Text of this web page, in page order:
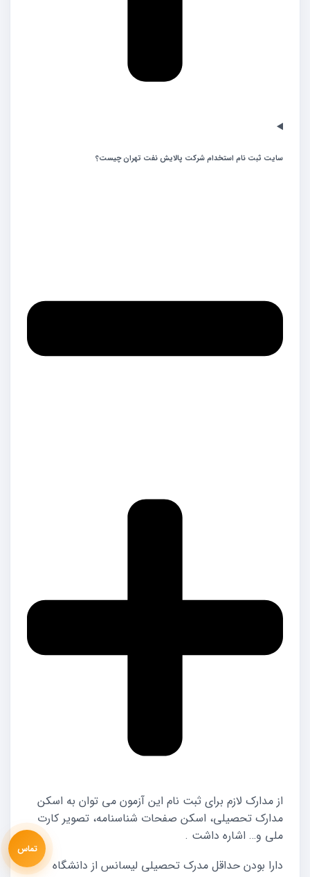
سایت ثبت نام استخدام شرکت پالایش نفت تهران چیست؟
از مدارک لازم برای ثبت نام این آزمون می توان به اسکن
مدارک تحصیلی، اسکن صفحات شناسنامه، تصویر کارت
ملی و… اشاره داشت .
دارا بودن حداقل مدرک تحصیلی لیسانس از دانشگاه
تماس